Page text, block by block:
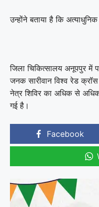
उन्होंने बताया है कि
जिला चिकित्सालय अनूपपुर में
जनक सारीवान विश्व रेड
नेत्र शिविर का अधिक से
गई है।
Facebook